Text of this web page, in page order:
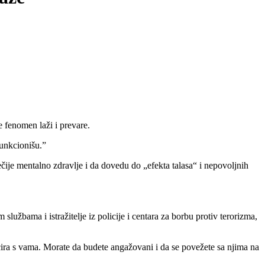
laži i prevare.
mentalno zdravlje i da dovedu do „efekta talasa“ i nepovoljnih
i istražitelje iz policije i centara za borbu protiv terorizma,
s vama. Morate da budete angažovani i da se povežete sa njima na